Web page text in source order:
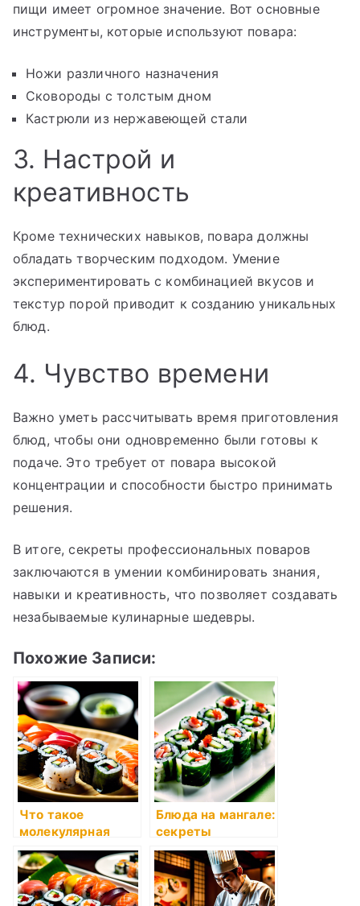
пищи имеет огромное значение. Вот основные
инструменты, которые используют повара:
Ножи различного назначения
Сковороды с толстым дном
Кастрюли из нержавеющей стали
3. Настрой и
креативность
Кроме технических навыков, повара должны
обладать творческим подходом. Умение
экспериментировать с комбинацией вкусов и
текстур порой приводит к созданию уникальных
блюд.
4. Чувство времени
Важно уметь рассчитывать время приготовления
блюд, чтобы они одновременно были готовы к
подаче. Это требует от повара высокой
концентрации и способности быстро принимать
решения.
В итоге, секреты профессиональных поваров
заключаются в умении комбинировать знания,
навыки и креативность, что позволяет создавать
незабываемые кулинарные шедевры.
Похожие Записи:
Что такое
молекулярная
кухня
Блюда на мангале:
секреты
профессионалов